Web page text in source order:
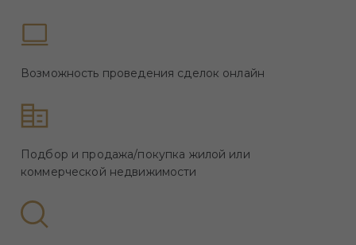
Возможность проведения сделок онлайн
Подбор и продажа/покупка жилой или
коммерческой недвижимости